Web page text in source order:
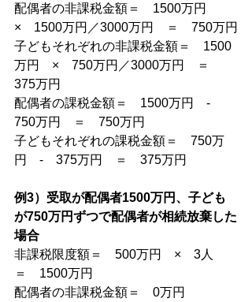
配偶者の非課税金額＝　1500万円
×　1500万円／3000万円　＝　750万円
子どもそれぞれの非課税金額＝　1500
万円　×　750万円／3000万円　＝
375万円
配偶者の課税金額＝　1500万円　-
750万円　＝　750万円
子どもそれぞれの課税金額＝　750万
円　-　375万円　＝　375万円
例3）受取が配偶者1500万円、子ども
が750万円ずつで配偶者が相続放棄した
場合
非課税限度額＝　500万円　×　3人
＝　1500万円
配偶者の非課税金額＝　0万円